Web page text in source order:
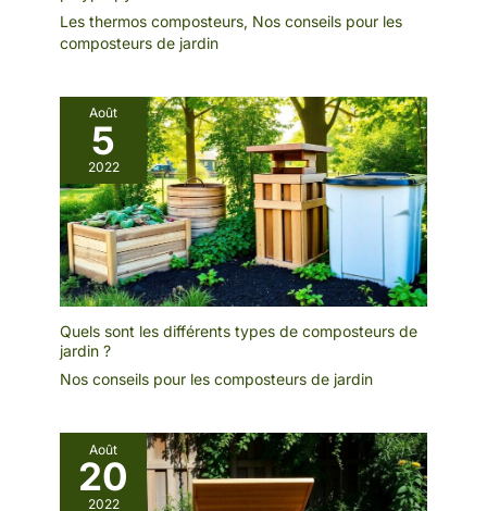
Les thermos composteurs, Nos conseils pour les
composteurs de jardin
Août
5
2022
Quels sont les différents types de composteurs de
jardin ?
Nos conseils pour les composteurs de jardin
Août
20
2022